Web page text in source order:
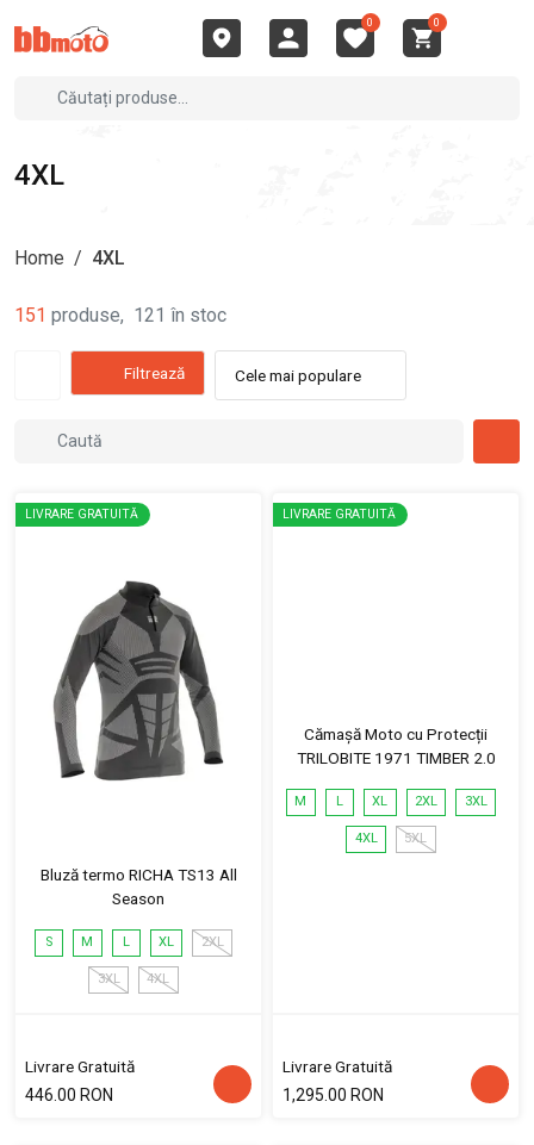
0 0
4XL
Home / 4XL
151 produse, 121 în stoc
Filtrează Cele mai populare
LIVRARE GRATUITĂ
Bluză termo RICHA TS13 All
Season
S M L XL 2XL
3XL 4XL
Livrare Gratuită
446.00 RON
LIVRARE GRATUITĂ
Cămașă Moto cu Protecții
TRILOBITE 1971 TIMBER 2.0
M L XL 2XL 3XL
4XL 5XL
Livrare Gratuită
1,295.00 RON